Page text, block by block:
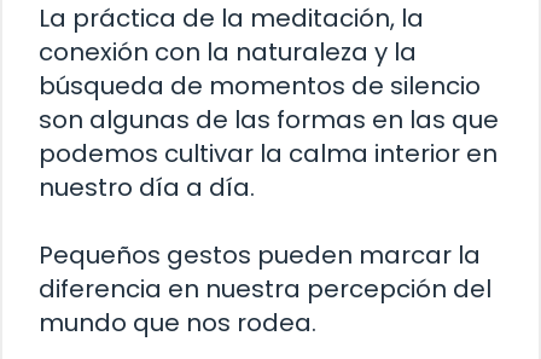
La práctica de la meditación, la
conexión con la naturaleza y la
búsqueda de momentos de silencio
son algunas de las formas en las que
podemos cultivar la calma interior en
nuestro día a día.
Pequeños gestos pueden marcar la
diferencia en nuestra percepción del
mundo que nos rodea.